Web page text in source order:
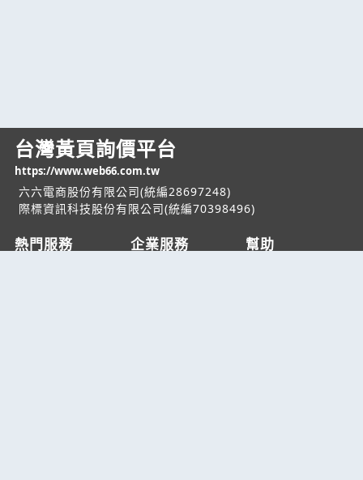
台灣黃頁詢價平台
https://www.web66.com.tw
六六電商股份有限公司(統編28697248)
際標資訊科技股份有限公司(統編70398496)
熱門服務 企業服務 幫助